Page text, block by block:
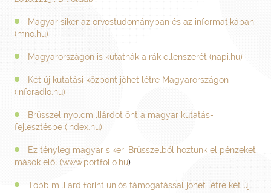
Magyar siker az orvostudományban és az informatikában
(mno.hu)
Magyarországon is kutatnák a rák ellenszerét (napi.hu)
Két új kutatási központ jöhet létre Magyarországon
(inforadio.hu)
Brüsszel nyolcmilliárdot önt a magyar kutatás-
fejlesztésbe (index.hu)
Ez tényleg magyar siker: Brüsszelből hoztunk el pénzeket
mások elől (www.portfolio.hu)
Több milliárd forint uniós támogatással jöhet létre két új